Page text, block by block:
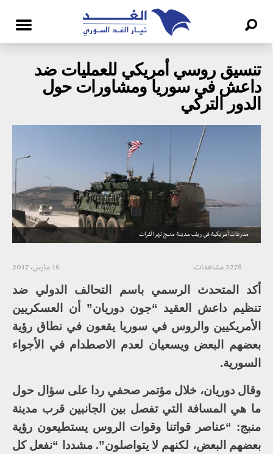
تنسيق روسي أمريكي للعمليات ضد
داعش في سوريا ومشاورات حول
الدور التركي
مدرعات أمريكية في ريف مدينة منبج نهر الفرات
16 مارس، 2017 2278 مشاهدات
أكد المتحدث الرسمي باسم التحالف الدولي ضد
تنظيم داعش العقيد “جون دوريان” أن العسكريين
الأمريكيين والروس في سوريا يقعون في نطاق رؤية
بعضهم البعض ويسعيان لعدم الاصطدام في الأجواء
السورية.
وقال دوريان، خلال مؤتمر صحفي ردا على سؤال حول
ما هي المسافة التي تفصل بين الجانبين قرب مدينة
منبج: “عناصر قواتنا وقوات الروس يستطيعون رؤية
بعضهم البعض، لكنهم لا يتواصلون”. مشددا “نفعل كل